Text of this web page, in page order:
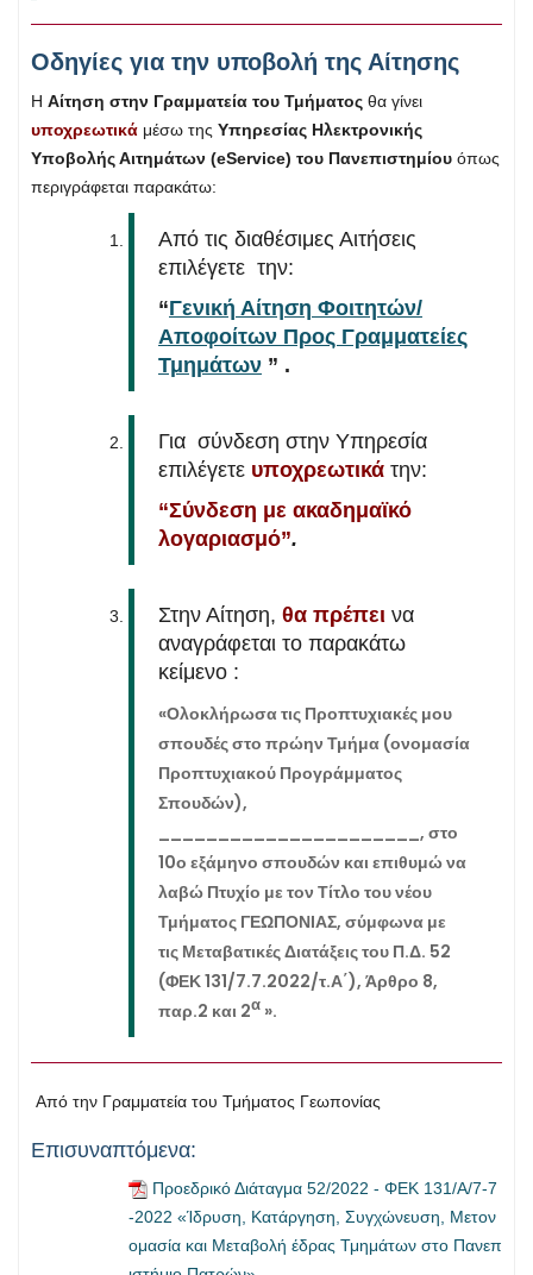
Οδηγίες για την υποβολή της Αίτησης
Η Αίτηση στην Γραμματεία του Τμήματος θα γίνει
υποχρεωτικά μέσω της Υπηρεσίας Ηλεκτρονικής
Υποβολής Αιτημάτων (eService) του Πανεπιστημίου όπως
περιγράφεται παρακάτω:
Από τις διαθέσιμες Αιτήσεις
επιλέγετε την:
“Γενική Αίτηση Φοιτητών/
Αποφοίτων Προς Γραμματείες
Τμημάτων ” .
Για σύνδεση στην Υπηρεσία
επιλέγετε υποχρεωτικά την:
“Σύνδεση με ακαδημαϊκό
λογαριασμό”.
Στην Αίτηση, θα πρέπει να
αναγράφεται το παρακάτω
κείμενο :
«Ολοκλήρωσα τις Προπτυχιακές μου
σπουδές στο πρώην Τμήμα (ονομασία
Προπτυχιακού Προγράμματος
Σπουδών),
______________________, στο
10ο εξάμηνο σπουδών και επιθυμώ να
λαβώ Πτυχίο με τον Τίτλο του νέου
Τμήματος ΓΕΩΠΟΝΙΑΣ, σύμφωνα με
τις Μεταβατικές Διατάξεις του Π.Δ. 52
(ΦΕΚ 131/7.7.2022/τ.Α΄), Άρθρο 8,
παρ.2 και 2α ».
Από την Γραμματεία του Τμήματος Γεωπονίας
Επισυναπτόμενα:
Προεδρικό Διάταγμα 52/2022 - ΦΕΚ 131/Α/7-7
-2022 «Ίδρυση, Κατάργηση, Συγχώνευση, Μετον
ομασία και Μεταβολή έδρας Τμημάτων στο Πανεπ